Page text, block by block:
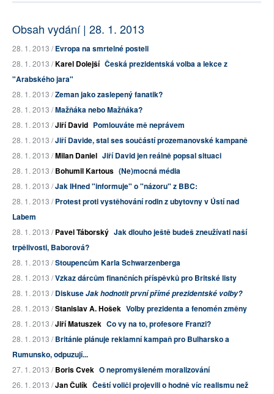
Obsah vydání | 28. 1. 2013
28. 1. 2013 /Evropa na smrtelné posteli
28. 1. 2013 /Karel Dolejší Česká prezidentská volba a lekce z
"Arabského jara"
28. 1. 2013 /Zeman jako zaslepený fanatik?
28. 1. 2013 /Mažňáka nebo Mažňáka?
28. 1. 2013 /Jiří David Pomlouváte mě neprávem
28. 1. 2013 /Jiří Davide, stal ses součástí prozemanovské kampaně
28. 1. 2013 /Milan Daniel Jiří David jen reálně popsal situaci
28. 1. 2013 /Bohumil Kartous (Ne)mocná média
28. 1. 2013 /Jak IHned "informuje" o "názoru" z BBC:
28. 1. 2013 /Protest proti vystěhování rodin z ubytovny v Ústí nad
Labem
28. 1. 2013 /Pavel Táborský Jak dlouho ještě budeš zneužívati naší
trpělivosti, Baborová?
28. 1. 2013 /Stoupencům Karla Schwarzenberga
28. 1. 2013 /Vzkaz dárcům finančních příspěvků pro Britské listy
28. 1. 2013 /DiskuseJak hodnotit první přímé prezidentské volby?
28. 1. 2013 /Stanislav A. Hošek Volby prezidenta a fenomén změny
28. 1. 2013 /Jiří Matuszek Co vy na to, profesore Franzi?
28. 1. 2013 /Británie plánuje reklamní kampaň pro Bulharsko a
Rumunsko, odpuzují...
27. 1. 2013 /Boris Cvek O nepromyšleném moralizování
26. 1. 2013 /Jan Čulík Čeští voliči projevili o hodně víc realismu než